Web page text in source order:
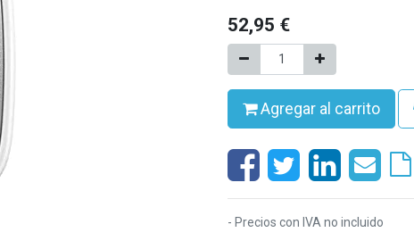
52,95 €
Agregar al carrito
- Precios con IVA no incluido